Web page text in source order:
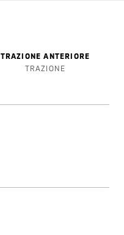
TRAZIONE ANTERIORE
TRAZIONE